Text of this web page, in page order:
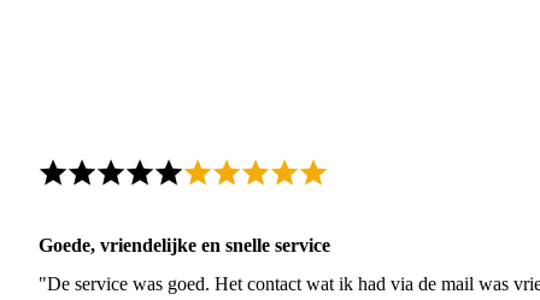
Goede, vriendelijke en snelle service
"De service was goed. Het contact wat ik had via de mail was